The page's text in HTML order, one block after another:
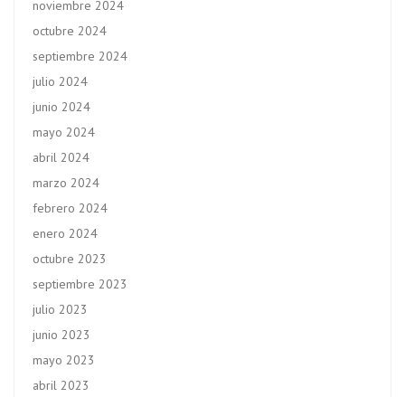
noviembre 2024
octubre 2024
septiembre 2024
julio 2024
junio 2024
mayo 2024
abril 2024
marzo 2024
febrero 2024
enero 2024
octubre 2023
septiembre 2023
julio 2023
junio 2023
mayo 2023
abril 2023